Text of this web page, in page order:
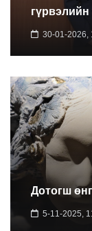
гүрвэлийн
30-01-2026,
Дотогш
5-11-2025,